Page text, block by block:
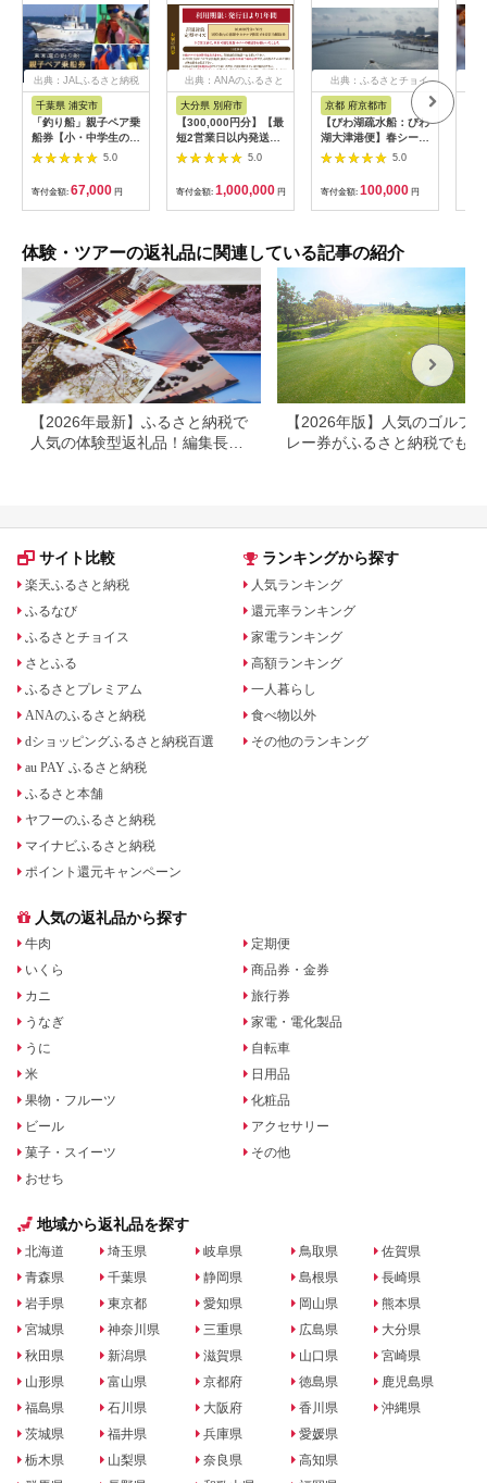
出典：JALふるさと納税
千葉県 浦安市
「釣り船」親子ペア乗
船券【小・中学生のお
子様】
5.0
寄付金額: 67,000 円
出典：ANAのふるさと
大分県 別府市
【300,000円分】【最
短2営業日以内発送】
別府市内の旅館やホテ
ルで使用できる宿泊補
助券 楽しい旅の思い
出を！ 宿泊券 大分県
別府市 3000円 15000
円 30万円 ホテル 旅
館 温泉 旅行 観光 ト
ケット クーポン 宿泊
お泊り 別府温泉 別府
観光 地獄めぐり 旅 お
すすめ 人気 体験型 節
約_B030-007
5.0
寄付金額: 1,000,000 円
出典：ふるさとチョイ
京都 府京都市
【びわ湖疏水船：びわ
湖大津港便】春シーズ
ン先行予約権（２名様
分の乗船予約の権利）
5.0
寄付金額: 100,000 円
体験・ツアーの返礼品に関連している記事の紹介
【2026年最新】ふるさと納税で
人気の体験型返礼品！編集長お
【2026年版】人気のゴルフ
レー券がふるさと納税でもら
サイト比較
楽天ふるさと納税
ふるなび
ふるさとチョイス
さとふる
ふるさとプレミアム
ANAのふるさと納税
dショッピングふるさと納税百選
au PAY ふるさと納税
ふるさと本舗
ヤフーのふるさと納税
マイナビふるさと納税
ポイント還元キャンペーン
ランキングから探す
人気ランキング
還元率ランキング
家電ランキング
高額ランキング
一人暮らし
食べ物以外
その他のランキング
人気の返礼品から探す
牛肉
いくら
カニ
うなぎ
うに
米
果物・フルーツ
ビール
菓子・スイーツ
おせち
定期便
商品券・金券
旅行券
家電・電化製品
自転車
日用品
化粧品
アクセサリー
その他
地域から返礼品を探す
北海道
青森県
岩手県
宮城県
秋田県
山形県
福島県
茨城県
栃木県
埼玉県
千葉県
東京都
神奈川県
新潟県
富山県
石川県
福井県
山梨県
岐阜県
静岡県
愛知県
三重県
滋賀県
京都府
大阪府
兵庫県
奈良県
鳥取県
島根県
岡山県
広島県
山口県
徳島県
香川県
愛媛県
高知県
佐賀県
長崎県
熊本県
大分県
宮崎県
鹿児島県
沖縄県